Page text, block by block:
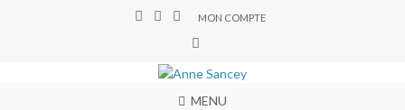
MON COMPTE
MENU